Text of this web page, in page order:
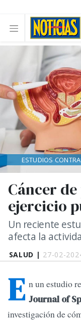
SALUD | 27-02-
Cáncer
ejercicio
Un reciente
afecta la
ESTUDIOS
E n un estudio
Journal of
investigación de